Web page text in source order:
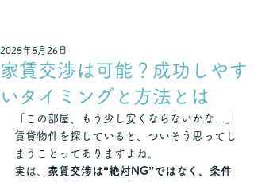
家賃交渉は可能？成功しやす
いタイミングと方法とは
2025年5月26日
「この部屋、もう少し安くならないかな…」
賃貸物件を探していると、ついそう思ってし
まうことってありますよね。
実は、 家賃交渉は“絶対NG”ではなく、条件